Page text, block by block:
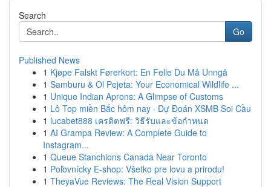
Search
Go
Published News
1 Kjøpe Falskt Førerkort: En Felle Du Må Unngå
1 Samburu & Ol Pejeta: Your Economical Wildlife ...
1 Unique Indian Aprons: A Glimpse of Customs
1 Lô Top miền Bắc hôm nay · Dự Đoán XSMB Soi Cầu
1 lucabet888 เครดิตฟรี: วิธีรับและข้อกำหนด
1 AI Grampa Review: A Complete Guide to
Instagram...
1 Queue Stanchions Canada Near Toronto
1 Poľovnícky E-shop: Všetko pre lovu a prirodu!
1 TheyaVue Reviews: The Real Vision Support